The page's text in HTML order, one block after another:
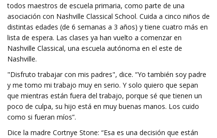
todos maestros de escuela primaria, como parte de una
asociación con Nashville Classical School. Cuida a cinco niños de
distintas edades (de 6 semanas a 3 años) y tiene cuatro más en
lista de espera. Las clases ya han vuelto a comenzar en
Nashville Classical, una escuela autónoma en el este de
Nashville.
"Disfruto trabajar con mis padres", dice. “Yo también soy padre
y me tomo mi trabajo muy en serio. Y solo quiero que sepan
que mientras están fuera del trabajo, porque sé que tienen un
poco de culpa, su hijo está en muy buenas manos. Los cuido
como si fueran míos”.
Dice la madre Cortnye Stone: “Esa es una decisión que están